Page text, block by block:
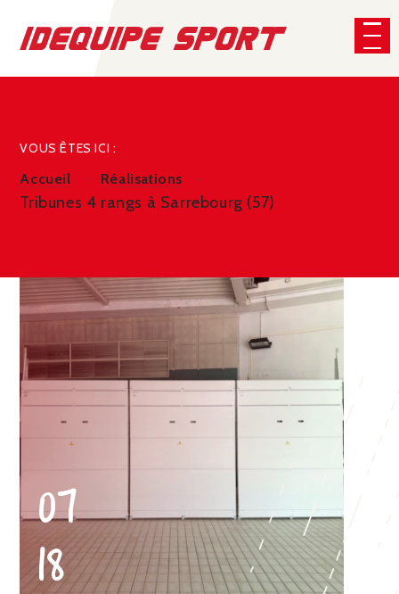
VOUS ÊTES ICI :
Accueil Réalisations
Tribunes 4 rangs à Sarrebourg (57)
07
18